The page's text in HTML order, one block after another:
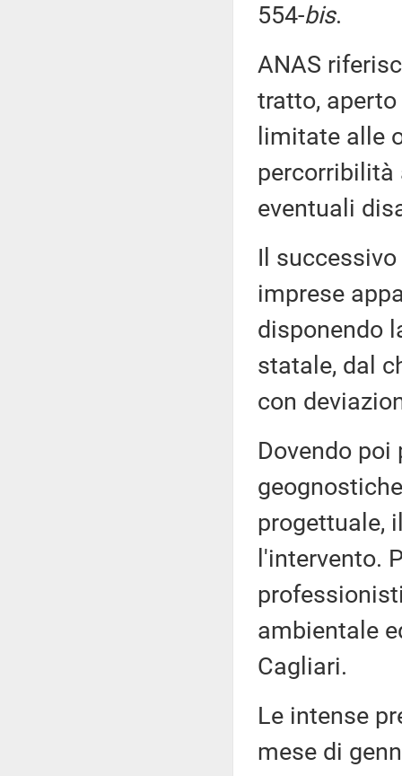
554-bis.
ANAS
tratto,
limitate alle
percorribilità
eventuali
Il
imprese
disponendo
statale, dal
con
Dovendo
progettuale,
l'intervento.
ambientale
Cagliari.
Le intense
mese di